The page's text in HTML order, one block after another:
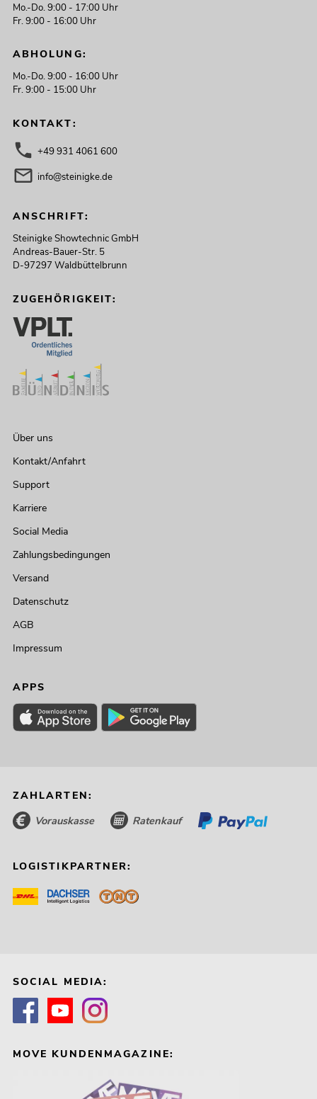
Mo.-Do. 9:00 - 17:00 Uhr
Fr. 9:00 - 16:00 Uhr
ABHOLUNG:
Mo.-Do. 9:00 - 16:00 Uhr
Fr. 9:00 - 15:00 Uhr
KONTAKT:
+49 931 4061 600
info@steinigke.de
ANSCHRIFT:
Steinigke Showtechnic GmbH
Andreas-Bauer-Str. 5
D-97297 Waldbüttelbrunn
ZUGEHÖRIGKEIT:
Über uns
Kontakt/Anfahrt
Support
Karriere
Social Media
Zahlungsbedingungen
Versand
Datenschutz
AGB
Impressum
APPS
ZAHLARTEN:
Vorauskasse Ratenkauf
LOGISTIKPARTNER:
SOCIAL MEDIA:
MOVE KUNDENMAGAZINE: